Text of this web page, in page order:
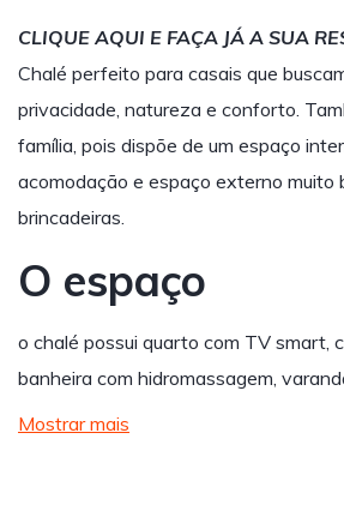
CLIQUE AQUI E FAÇA JÁ A SUA
Chalé perfeito para casais que
privacidade, natureza e conforto.
família, pois dispõe de um espaço
acomodação e espaço externo muito
brincadeiras.
O espaço
o chalé possui quarto com TV smart,
banheira com hidromassagem,
Mostrar mais